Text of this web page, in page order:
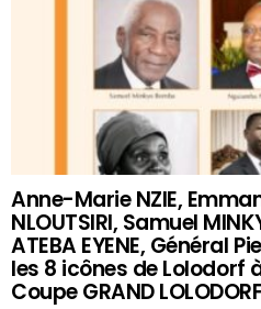
Anne-Marie NZIE,
NLOUTSIRI, Samuel
ATEBA EYENE, Général
les 8 icônes de Lolodorf
Coupe GRAND LOLODORF